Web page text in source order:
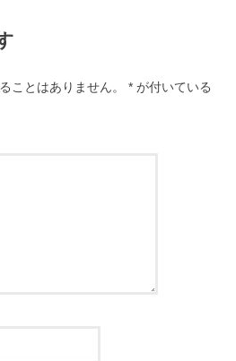
ことはありません。 * が付いている